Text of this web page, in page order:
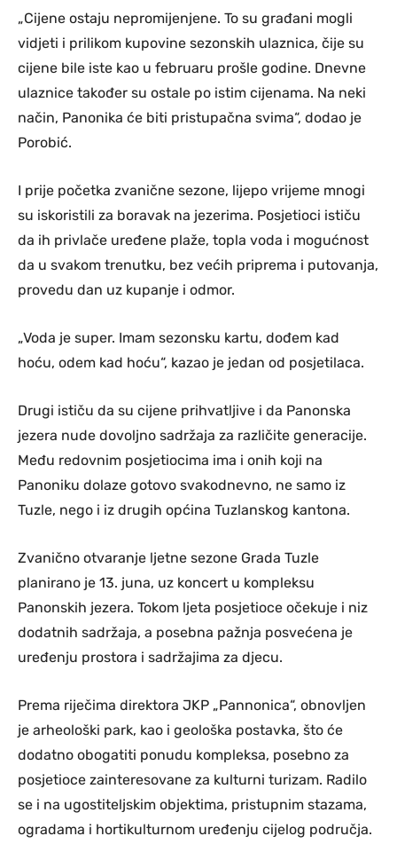
„Cijene ostaju nepromijenjene. To su građani mogli
vidjeti i prilikom kupovine sezonskih ulaznica, čije su
cijene bile iste kao u februaru prošle godine. Dnevne
ulaznice također su ostale po istim cijenama. Na neki
način, Panonika će biti pristupačna svima“, dodao je
Porobić.
I prije početka zvanične sezone, lijepo vrijeme mnogi
su iskoristili za boravak na jezerima. Posjetioci ističu
da ih privlače uređene plaže, topla voda i mogućnost
da u svakom trenutku, bez većih priprema i putovanja,
provedu dan uz kupanje i odmor.
„Voda je super. Imam sezonsku kartu, dođem kad
hoću, odem kad hoću“, kazao je jedan od posjetilaca.
Drugi ističu da su cijene prihvatljive i da Panonska
jezera nude dovoljno sadržaja za različite generacije.
Među redovnim posjetiocima ima i onih koji na
Panoniku dolaze gotovo svakodnevno, ne samo iz
Tuzle, nego i iz drugih općina Tuzlanskog kantona.
Zvanično otvaranje ljetne sezone Grada Tuzle
planirano je 13. juna, uz koncert u kompleksu
Panonskih jezera. Tokom ljeta posjetioce očekuje i niz
dodatnih sadržaja, a posebna pažnja posvećena je
uređenju prostora i sadržajima za djecu.
Prema riječima direktora JKP „Pannonica“, obnovljen
je arheološki park, kao i geološka postavka, što će
dodatno obogatiti ponudu kompleksa, posebno za
posjetioce zainteresovane za kulturni turizam. Radilo
se i na ugostiteljskim objektima, pristupnim stazama,
ogradama i hortikulturnom uređenju cijelog područja.